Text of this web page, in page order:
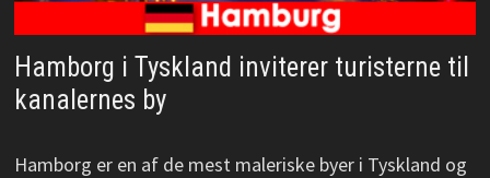
Hamborg i Tyskland inviterer turisterne til
kanalernes by
Hamborg er en af de mest maleriske byer i Tyskland og